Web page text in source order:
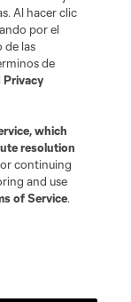
law trademarks of
Any unauthorized use
Al hacer clic
por el
de las
de
Privacy
, which
resolution
continuing
and use
of Service.